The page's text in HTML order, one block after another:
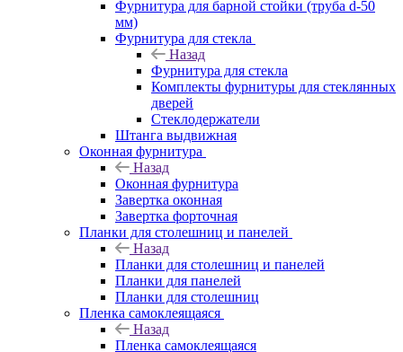
Фурнитура для барной стойки (труба d-50
мм)
Фурнитура для стекла
Назад
Фурнитура для стекла
Комплекты фурнитуры для стеклянных
дверей
Стеклодержатели
Штанга выдвижная
Оконная фурнитура
Назад
Оконная фурнитура
Завертка оконная
Завертка форточная
Планки для столешниц и панелей
Назад
Планки для столешниц и панелей
Планки для панелей
Планки для столешниц
Пленка самоклеящаяся
Назад
Пленка самоклеящаяся